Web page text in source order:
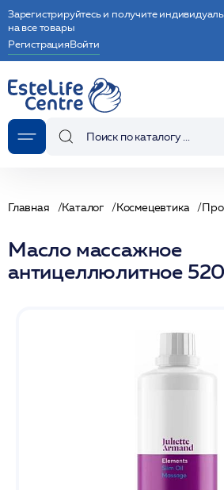
Зарегистрируйтесь и получите
на все товары
РегистрацияВойти
Главная Каталог Космецевтика
Масло массажное
антицеллюлитное